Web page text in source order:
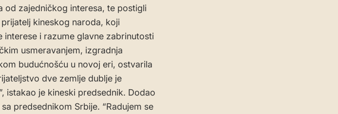
od zajedničkog interesa, te postigli
kineskog naroda, koji
i razume glavne zabrinutosti
usmeravanjem, izgradnja
budućnošću u novoj eri, ostvarila
dve zemlje dublje je
istakao je kineski predsednik. Dodao
predsednikom Srbije. “Radujem se